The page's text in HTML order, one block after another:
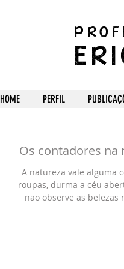
HOME PERFIL
Os contadores na
A natureza vale alguma
roupas, durma a céu
não observe as belezas